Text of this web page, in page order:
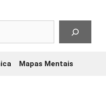
Mapas Mentais